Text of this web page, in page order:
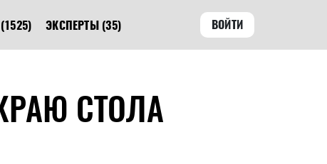
(1525) ЭКСПЕРТЫ (35) ВОЙТИ
СТОЛА